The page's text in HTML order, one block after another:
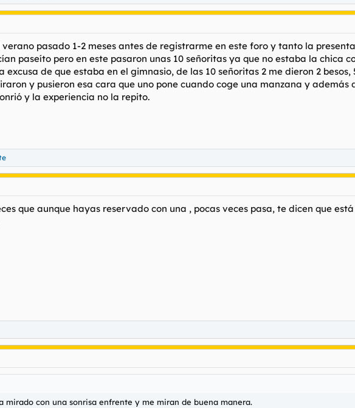
pasado 1-2 meses antes de registrarme en este foro y tanto la
paseíto pero en este pasaron unas 10 señoritas ya que no estaba la chica
excusa de que estaba en el gimnasio, de las 10 señoritas 2 me dieron 2
y pusieron esa cara que uno pone cuando coge una manzana y
y la experiencia no la repito.
que aunque hayas reservado con una , pocas veces pasa, te dicen que
mirado con una sonrisa enfrente y me miran de buena manera.